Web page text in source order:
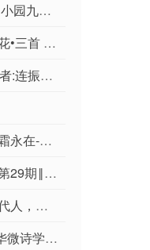
【柳泉书声·稷下诗词】自语 小园九章｜作者李奎封
【明心文学】石城吴钩/天宇花•三首 主播/薇薇
调寄•临江仙《立秋随吟》作者:连振华 / 广东乐昌
洪城鸣义帜.烈火燃来九秩风霜永在-俊岳汇雄师.祥光漫彻千重紫气遐昌∥运雪.耀华.唐江.班镇.天鹏.忠才.绍辉.飞鵬.兴华.继斌.小草.金穗.广英.家驹等佳作欣赏
【蓝天白云诗词社】2026年第29期‖王理松悼亡兄诗词专刊
【明心文学】明心/但愿下一代人，生活不在阴霾中 主播/薇薇
中国文艺工作者联合会★中华微诗学院（华诗特刊）第127期